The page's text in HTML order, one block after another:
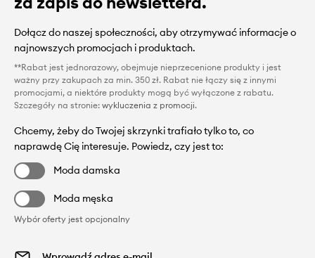
Dołącz do naszej społeczności, aby otrzymywać informacje o
najnowszych promocjach i produktach.
**Rabat jest jednorazowy, obejmuje nieprzecenione produkty i jest
ważny przy zakupach za min. 350 zł. Rabat nie łączy się z innymi
promocjami, a niektóre produkty mogą być wyłączone z rabatu.
Szczegóły na stronie: wykluczenia z promocji.
Chcemy, żeby do Twojej skrzynki trafiało tylko to, co
naprawdę Cię interesuje. Powiedz, czy jest to:
Moda damska
Moda męska
Wybór oferty jest opcjonalny